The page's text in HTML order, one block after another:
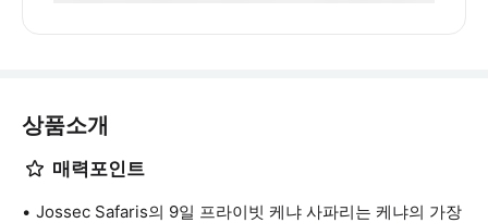
상품소개
매력포인트
Jossec Safaris의 9일 프라이빗 케냐 사파리는 케냐의 가장